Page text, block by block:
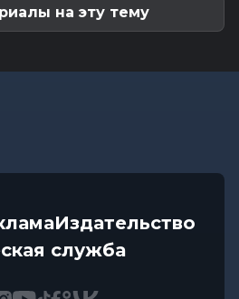
на эту тему
Издательство
служба